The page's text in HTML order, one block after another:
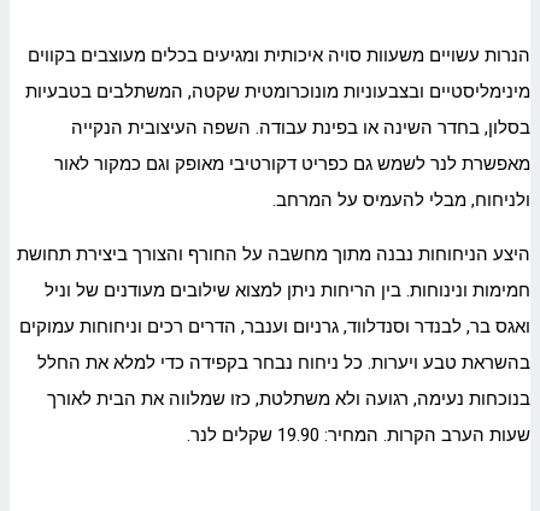
הנרות עשויים משעוות סויה איכותית ומגיעים בכלים מעוצבים בקווים
מינימליסטיים ובצבעוניות מונוכרומטית שקטה, המשתלבים בטבעיות
בסלון, בחדר השינה או בפינת עבודה. השפה העיצובית הנקייה
מאפשרת לנר לשמש גם כפריט דקורטיבי מאופק וגם כמקור לאור
ולניחוח, מבלי להעמיס על המרחב.
היצע הניחוחות נבנה מתוך מחשבה על החורף והצורך ביצירת תחושת
חמימות ונינוחות. בין הריחות ניתן למצוא שילובים מעודנים של וניל
ואגס בר, לבנדר וסנדלווד, גרניום וענבר, הדרים רכים וניחוחות עמוקים
בהשראת טבע ויערות. כל ניחוח נבחר בקפידה כדי למלא את החלל
בנוכחות נעימה, רגועה ולא משתלטת, כזו שמלווה את הבית לאורך
שעות הערב הקרות. המחיר: 19.90 שקלים לנר.